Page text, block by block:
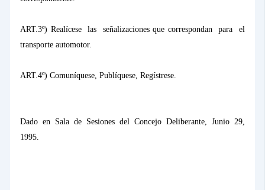
ART.3º) Realícese las señalizaciones que correspondan para
el
transporte automotor.
ART.4º) Comuníquese, Publíquese, Regístrese.
Dado en Sala de Sesiones del Concejo Deliberante, Junio 29,
1995.